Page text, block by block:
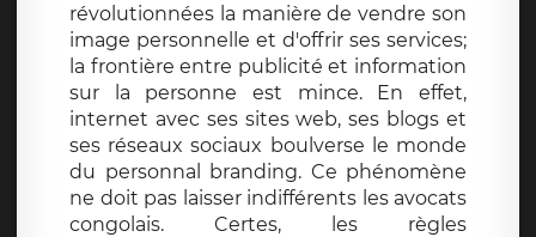
révolutionnées la manière de vendre son
image personnelle et d'offrir ses services;
la frontière entre publicité et information
sur la personne est mince. En effet,
internet avec ses sites web, ses blogs et
ses réseaux sociaux boulverse le monde
du personnal branding. Ce phénomène
ne doit pas laisser indifférents les avocats
congolais. Certes, les règles